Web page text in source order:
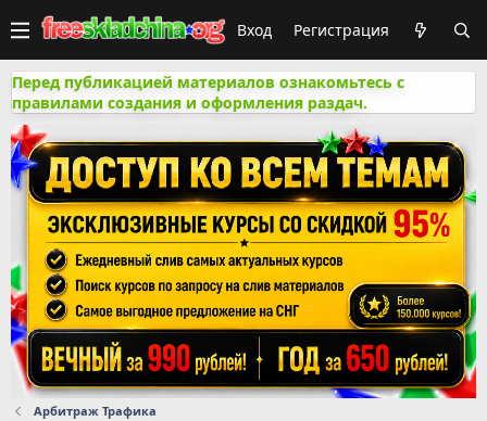
Вход Регистрация
Перед публикацией материалов ознакомьтесь с
правилами создания и оформления раздач.
Арбитраж Трафика